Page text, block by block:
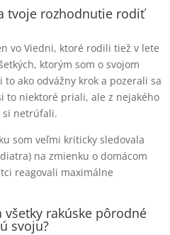
tvoje rozhodnutie rodiť
vo Viedni, ktoré rodili tiež v lete
ktorým som o svojom
ako odvážny krok a pozerali sa
to niektoré priali, ale z nejakého
si netrúfali.
som veľmi kriticky sledovala
na zmienku o domácom
reagovali maximálne
rakúske pôrodné
svoju?